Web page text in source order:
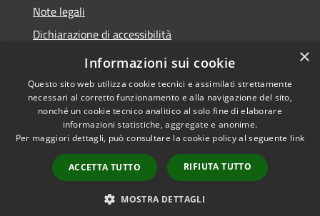
Note legali
Dichiarazione di accessibilità
Obiettivi di accessibilità
Accessibilità
Copyright © 2026 • Comune di
Mogoro • Powered by
Municipium•
Accesso
redazione
×
Informazioni sui cookie
Questo sito web utilizza cookie tecnici e assimilati strettamente
necessari al corretto funzionamento e alla navigazione del sito,
nonché un cookie tecnico analitico al solo fine di elaborare
informazioni statistiche, aggregate e anonime.
Per maggiori dettagli, può consultare la cookie policy al seguente link
ACCETTA TUTTO RIFIUTA TUTTO
MOSTRA DETTAGLI